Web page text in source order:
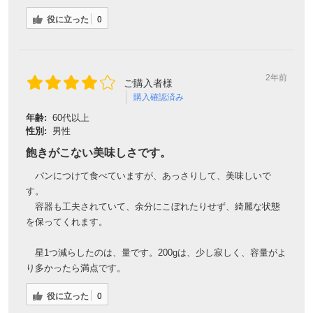
役に立った 0
ご購入者様
購入確認済み
2年前
年齢: 60代以上
性別:
男性
飽きがこない美味しさです。
パンにつけて食べていますが、あっさりして、美味しいで
す。
容器も工夫されていて、余分にこぼれたりせず、綺麗な状態
を保ってくれます。
星1つ減らしたのは、量です。200gは、少し寂しく、容量がよ
り多かったら満点です。
役に立った 0